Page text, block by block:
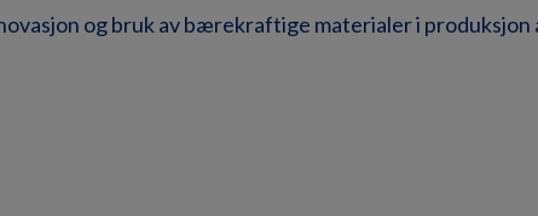
og bruk av bærekraftige materialer i produksjon